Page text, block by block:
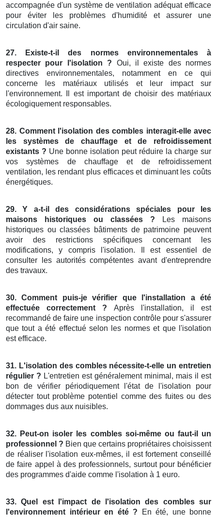
accompagnée d'un système de ventilation adéquat efficace
pour éviter les problèmes d'humidité et assurer une
circulation d'air saine.
27. Existe-t-il des normes environnementales à
respecter pour l'isolation ? Oui, il existe des normes
directives environnementales, notamment en ce qui
concerne les matériaux utilisés et leur impact sur
l'environnement. Il est important de choisir des matériaux
écologiquement responsables.
28. Comment l'isolation des combles interagit-elle avec
les systèmes de chauffage et de refroidissement
existants ? Une bonne isolation peut réduire la charge sur
vos systèmes de chauffage et de refroidissement
ventilation, les rendant plus efficaces et diminuant les coûts
énergétiques.
29. Y a-t-il des considérations spéciales pour les
maisons historiques ou classées ? Les maisons
historiques ou classées bâtiments de patrimoine peuvent
avoir des restrictions spécifiques concernant les
modifications, y compris l'isolation. Il est essentiel de
consulter les autorités compétentes avant d'entreprendre
des travaux.
30. Comment puis-je vérifier que l'installation a été
effectuée correctement ? Après l'installation, il est
recommandé de faire une inspection contrôle pour s'assurer
que tout a été effectué selon les normes et que l'isolation
est efficace.
31. L'isolation des combles nécessite-t-elle un entretien
régulier ? L'entretien est généralement minimal, mais il est
bon de vérifier périodiquement l'état de l'isolation pour
détecter tout problème potentiel comme des fuites ou des
dommages dus aux nuisibles.
32. Peut-on isoler les combles soi-même ou faut-il un
professionnel ? Bien que certains propriétaires choisissent
de réaliser l'isolation eux-mêmes, il est fortement conseillé
de faire appel à des professionnels, surtout pour bénéficier
des programmes d'aide comme l'isolation à 1 euro.
33. Quel est l'impact de l'isolation des combles sur
l'environnement intérieur en été ? En été, une bonne